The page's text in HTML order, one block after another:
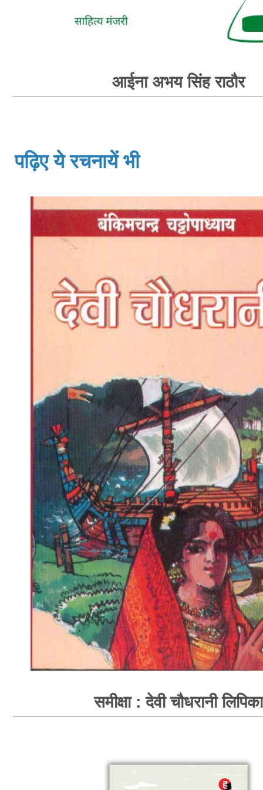
आईना अभय सिंह राठौर
पढ़िए ये रचनायें भी
समीक्षा : देवी चौधरानी लिपिका